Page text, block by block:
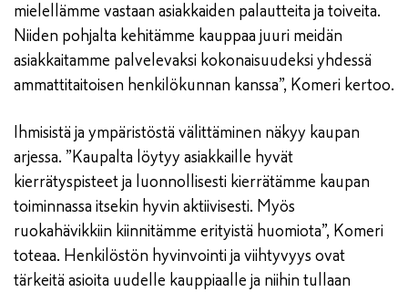
mielellämme vastaan asiakkaiden palautteita ja toiveita.
Niiden pohjalta kehitämme kauppaa juuri meidän
asiakkaitamme palvelevaksi kokonaisuudeksi yhdessä
ammattitaitoisen henkilökunnan kanssa”, Komeri kertoo.
Ihmisistä ja ympäristöstä välittäminen näkyy kaupan
arjessa. ”Kaupalta löytyy asiakkaille hyvät
kierrätyspisteet ja luonnollisesti kierrätämme kaupan
toiminnassa itsekin hyvin aktiivisesti. Myös
ruokahävikkiin kiinnitämme erityistä huomiota”, Komeri
toteaa. Henkilöstön hyvinvointi ja viihtyvyys ovat
tärkeitä asioita uudelle kauppiaalle ja niihin tullaan